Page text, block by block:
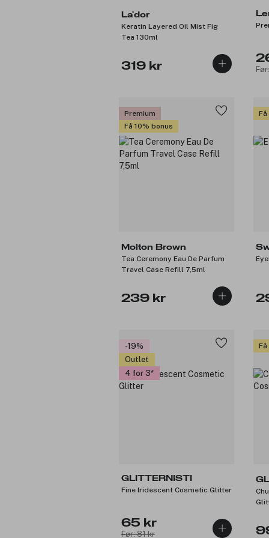
La'dor
Keratin Layered Oil Mist Fig
Tea 130ml
319 kr
Premium
Få 10% bonus
Molton Brown
Tea Ceremony Eau De Parfum
Travel Case Refill 7,5ml
239 kr
Få
-19%
Outlet
4 for 3
GLITTERNISTI
Fine Iridescent Cosmetic Glitter
65 kr
Før: 81 kr
Få